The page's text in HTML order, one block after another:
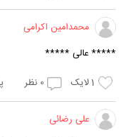
محمدامین اکرامی
***** عالی *****
1لایک 0 نظر
علی رضائی